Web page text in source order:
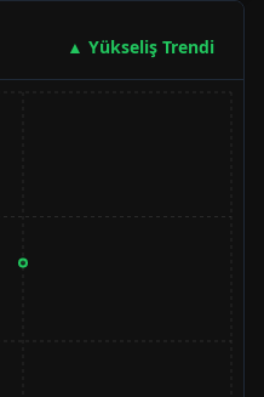
▲ Yükseliş Trendi